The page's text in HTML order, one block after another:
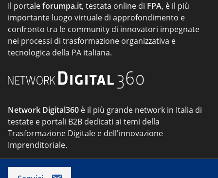
Il portaleforumpa.it, testata online di FPA, è il più
importante luogo virtuale di approfondimento e
confronto tra le community di innovatori impegnate
nei processi di trasformazione organizzativa e
tecnologica della PA italiana.
Network Digital360 è il più grande network in Italia di
testate e portali B2B dedicati ai temi della
Trasformazione Digitale e dell'innovazione
Imprenditoriale.